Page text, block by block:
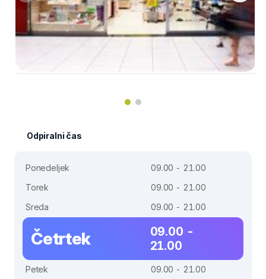
Odpiralni čas
Ponedeljek
09.00 - 21.00
Torek
09.00 - 21.00
Sreda
09.00 - 21.00
Četrtek
09.00 -
21.00
Petek
09.00 - 21.00